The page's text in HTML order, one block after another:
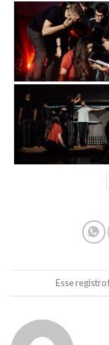
Esse registro